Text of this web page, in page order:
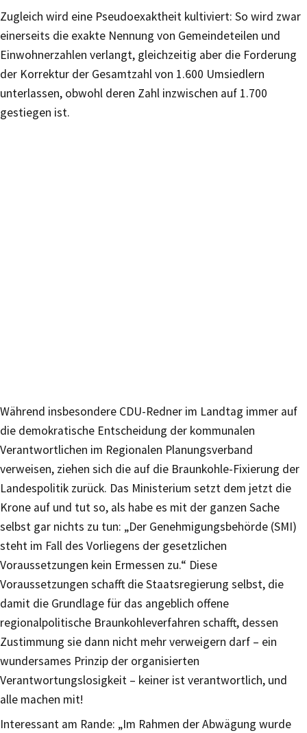
Zugleich wird eine Pseudoexaktheit kultiviert: So wird zwar
einerseits die exakte Nennung von Gemeindeteilen und
Einwohnerzahlen verlangt, gleichzeitig aber die Forderung
der Korrektur der Gesamtzahl von 1.600 Umsiedlern
unterlassen, obwohl deren Zahl inzwischen auf 1.700
gestiegen ist.
Während insbesondere CDU-Redner im Landtag immer auf
die demokratische Entscheidung der kommunalen
Verantwortlichen im Regionalen Planungsverband
verweisen, ziehen sich die auf die Braunkohle-Fixierung der
Landespolitik zurück. Das Ministerium setzt dem jetzt die
Krone auf und tut so, als habe es mit der ganzen Sache
selbst gar nichts zu tun: „Der Genehmigungsbehörde (SMI)
steht im Fall des Vorliegens der gesetzlichen
Voraussetzungen kein Ermessen zu.“ Diese
Voraussetzungen schafft die Staatsregierung selbst, die
damit die Grundlage für das angeblich offene
regionalpolitische Braunkohleverfahren schafft, dessen
Zustimmung sie dann nicht mehr verweigern darf – ein
wundersames Prinzip der organisierten
Verantwortungslosigkeit – keiner ist verantwortlich, und
alle machen mit!
Interessant am Rande: „Im Rahmen der Abwägung wurde